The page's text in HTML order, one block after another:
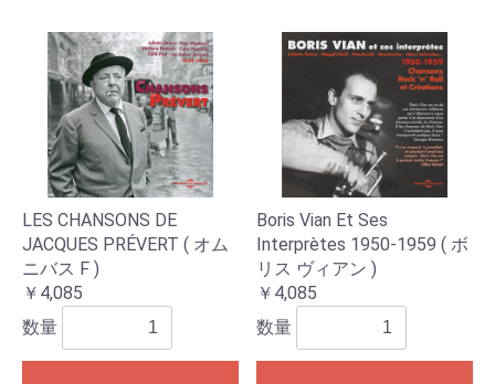
LES CHANSONS DE
JACQUES PRÉVERT ( オム
ニバス F )
￥4,085
数量
Boris Vian Et Ses
Interprètes 1950-1959 ( ボ
リス ヴィアン )
￥4,085
数量